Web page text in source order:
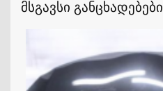
მსგავსი განცხადებები